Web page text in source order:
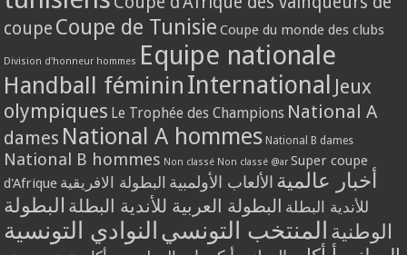
coupe Coupe de Tunisie Coupe du monde des clubs
Division d'honneur hommes Equipe nationale
Handball féminin International Jeux
olympiques Le Trophée des Champions National A
dames National A hommes National B dames
National B hommes Non classé Non classé @ar Super coupe
d'Afrique
أخبار عالمية الألعاب الأولمبية البطولة الافريقية
للأندية البطلة البطولة العربية للأندية البطلة البطولة
الوطنية المنتخب التونسي النوادي التونسية